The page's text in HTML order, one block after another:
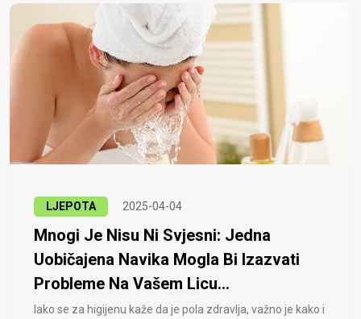
LJEPOTA 2025-04-04
Mnogi Je Nisu Ni Svjesni: Jedna
Uobičajena Navika Mogla Bi Izazvati
Probleme Na Vašem Licu...
Iako se za higijenu kaže da je pola zdravlja, važno je kako i